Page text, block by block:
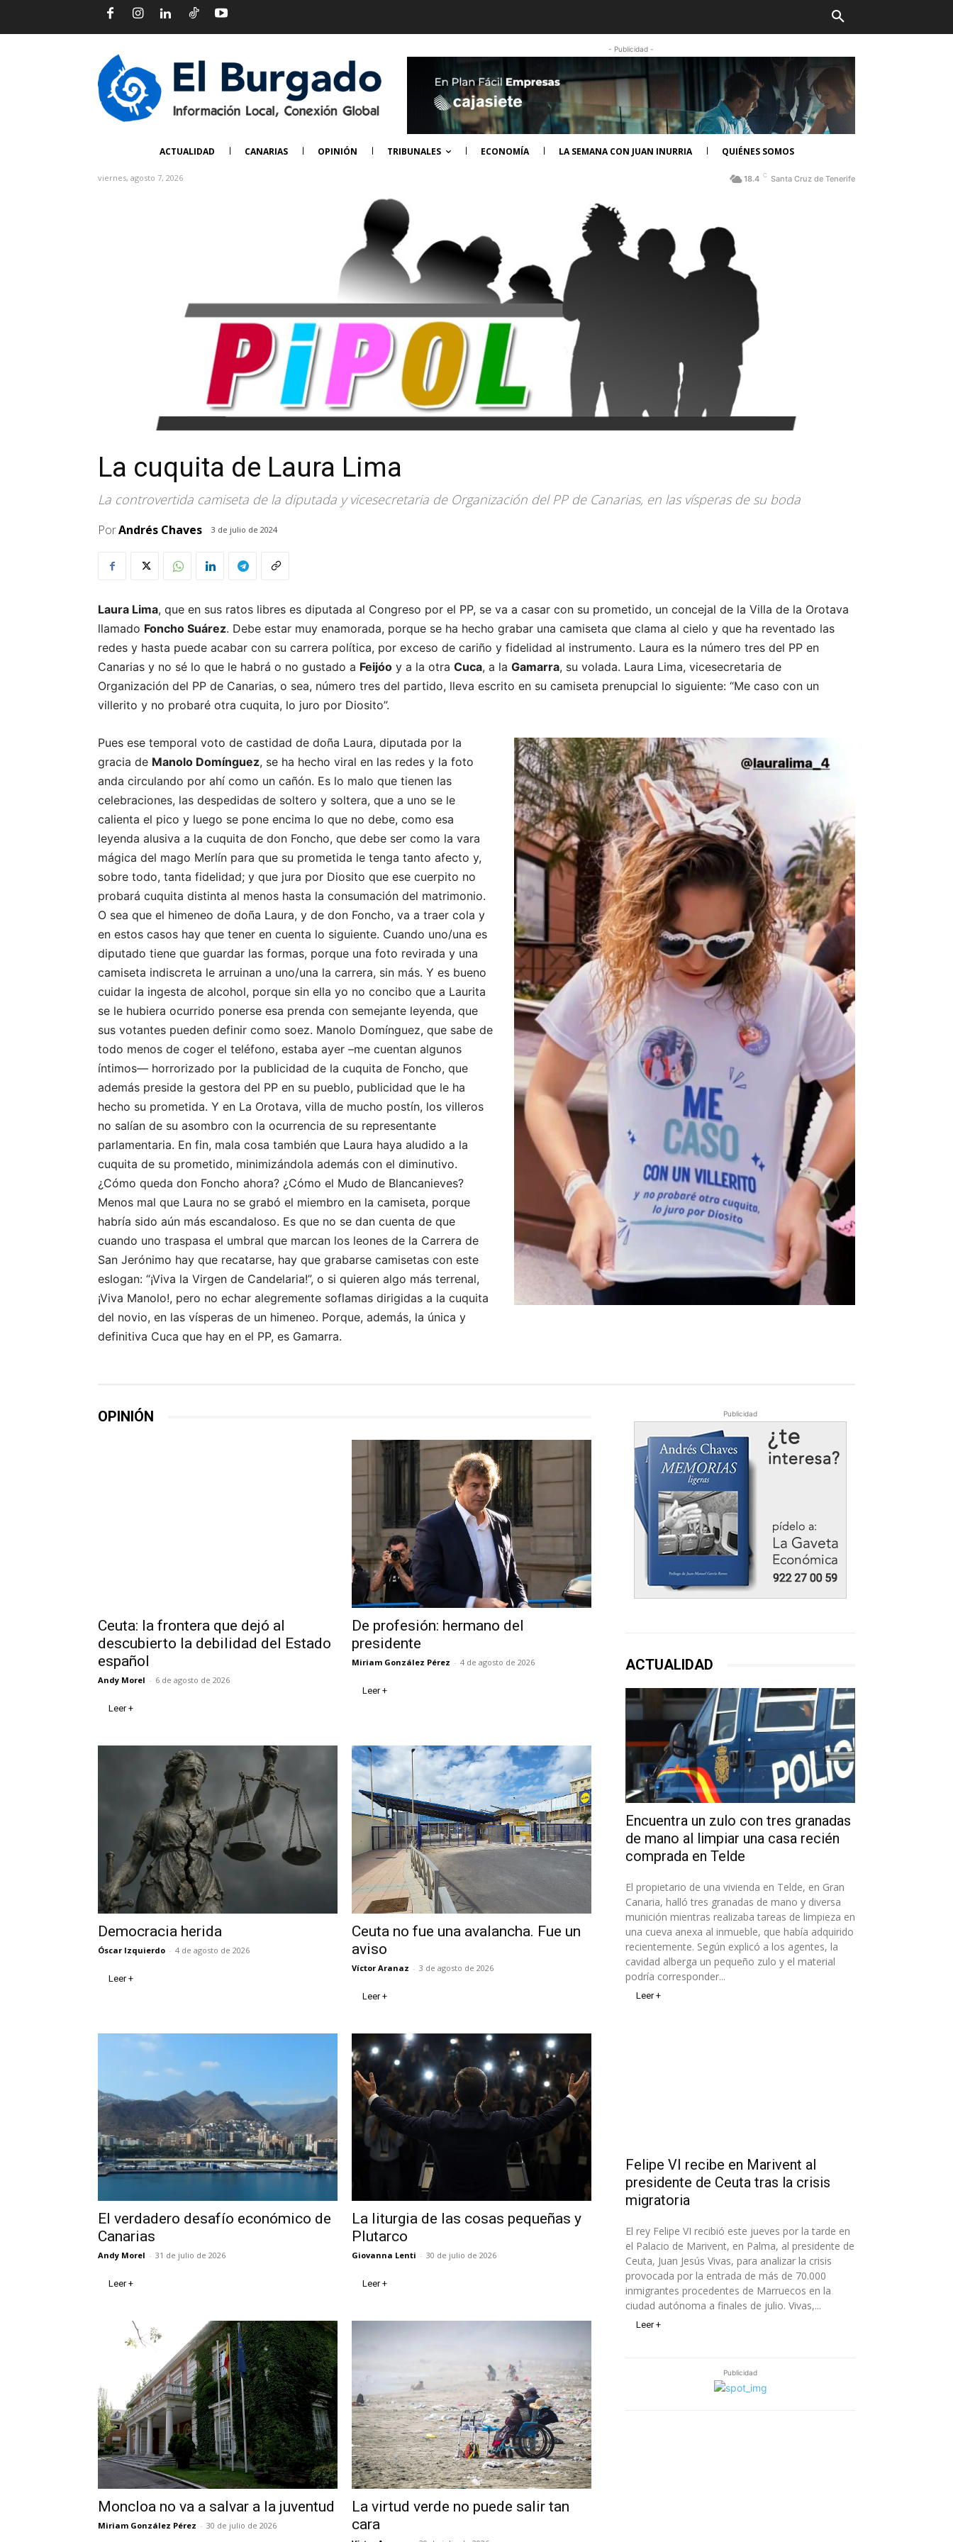
- Publicidad -
ACTUALIDAD CANARIAS OPINIÓN TRIBUNALES ECONOMÍA LA SEMANA CON JUAN INURRIA QUIÉNES SOMOS
18.4 C Santa Cruz de Tenerife
viernes, agosto 7, 2026
La cuquita de Laura Lima
La controvertida camiseta de la diputada y vicesecretaria de Organización del PP de Canarias, en las vísperas de su boda
PorAndrés Chaves 3 de julio de 2024
Laura Lima, que en sus ratos libres es diputada al Congreso por el PP, se va a casar con su prometido, un concejal de la Villa de la Orotava
llamado Foncho Suárez. Debe estar muy enamorada, porque se ha hecho grabar una camiseta que clama al cielo y que ha reventado las
redes y hasta puede acabar con su carrera política, por exceso de cariño y fidelidad al instrumento. Laura es la número tres del PP en
Canarias y no sé lo que le habrá o no gustado a Feijóo y a la otra Cuca, a la Gamarra, su volada. Laura Lima, vicesecretaria de
Organización del PP de Canarias, o sea, número tres del partido, lleva escrito en su camiseta prenupcial lo siguiente: “Me caso con un
villerito y no probaré otra cuquita, lo juro por Diosito”.
Pues ese temporal voto de castidad de doña Laura, diputada por la
gracia de Manolo Domínguez, se ha hecho viral en las redes y la foto
anda circulando por ahí como un cañón. Es lo malo que tienen las
celebraciones, las despedidas de soltero y soltera, que a uno se le
calienta el pico y luego se pone encima lo que no debe, como esa
leyenda alusiva a la cuquita de don Foncho, que debe ser como la vara
mágica del mago Merlín para que su prometida le tenga tanto afecto y,
sobre todo, tanta fidelidad; y que jura por Diosito que ese cuerpito no
probará cuquita distinta al menos hasta la consumación del matrimonio.
O sea que el himeneo de doña Laura, y de don Foncho, va a traer cola y
en estos casos hay que tener en cuenta lo siguiente. Cuando uno/una es
diputado tiene que guardar las formas, porque una foto revirada y una
camiseta indiscreta le arruinan a uno/una la carrera, sin más. Y es bueno
cuidar la ingesta de alcohol, porque sin ella yo no concibo que a Laurita
se le hubiera ocurrido ponerse esa prenda con semejante leyenda, que
sus votantes pueden definir como soez. Manolo Domínguez, que sabe de
todo menos de coger el teléfono, estaba ayer –me cuentan algunos
íntimos— horrorizado por la publicidad de la cuquita de Foncho, que
además preside la gestora del PP en su pueblo, publicidad que le ha
hecho su prometida. Y en La Orotava, villa de mucho postín, los villeros
no salían de su asombro con la ocurrencia de su representante
parlamentaria. En fin, mala cosa también que Laura haya aludido a la
cuquita de su prometido, minimizándola además con el diminutivo.
¿Cómo queda don Foncho ahora? ¿Cómo el Mudo de Blancanieves?
Menos mal que Laura no se grabó el miembro en la camiseta, porque
habría sido aún más escandaloso. Es que no se dan cuenta de que
cuando uno traspasa el umbral que marcan los leones de la Carrera de
San Jerónimo hay que recatarse, hay que grabarse camisetas con este
eslogan: “¡Viva la Virgen de Candelaria!”, o si quieren algo más terrenal,
¡Viva Manolo!, pero no echar alegremente soflamas dirigidas a la cuquita
del novio, en las vísperas de un himeneo. Porque, además, la única y
definitiva Cuca que hay en el PP, es Gamarra.
OPINIÓN
Ceuta: la frontera que dejó al
descubierto la debilidad del Estado
español
Andy Morel - 6 de agosto de 2026
Leer +
De profesión: hermano del
presidente
Miriam González Pérez - 4 de agosto de 2026
Leer +
Democracia herida
Óscar Izquierdo - 4 de agosto de 2026
Leer +
Ceuta no fue una avalancha. Fue un
aviso
Víctor Aranaz - 3 de agosto de 2026
Leer +
El verdadero desafío económico de
Canarias
Andy Morel - 31 de julio de 2026
Leer +
La liturgia de las cosas pequeñas y
Plutarco
Giovanna Lenti - 30 de julio de 2026
Leer +
Moncloa no va a salvar a la juventud
Miriam González Pérez - 30 de julio de 2026
La virtud verde no puede salir tan
cara
Publicidad
ACTUALIDAD
Encuentra un zulo con tres granadas
de mano al limpiar una casa recién
comprada en Telde
El propietario de una vivienda en Telde, en Gran
Canaria, halló tres granadas de mano y diversa
munición mientras realizaba tareas de limpieza en
una cueva anexa al inmueble, que había adquirido
recientemente. Según explicó a los agentes, la
cavidad alberga un pequeño zulo y el material
podría corresponder...
Leer +
Felipe VI recibe en Marivent al
presidente de Ceuta tras la crisis
migratoria
El rey Felipe VI recibió este jueves por la tarde en
el Palacio de Marivent, en Palma, al presidente de
Ceuta, Juan Jesús Vivas, para analizar la crisis
provocada por la entrada de más de 70.000
inmigrantes procedentes de Marruecos en la
ciudad autónoma a finales de julio. Vivas,...
Leer +
Publicidad